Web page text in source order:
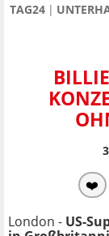
TAG24
❤️
London - US-